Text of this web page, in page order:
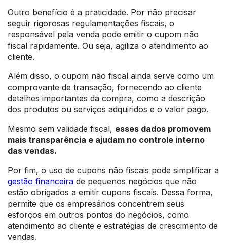
Outro benefício é a praticidade. Por não precisar
seguir rigorosas regulamentações fiscais, o
responsável pela venda pode emitir o cupom não
fiscal rapidamente. Ou seja, agiliza o atendimento ao
cliente.
Além disso, o cupom não fiscal ainda serve como um
comprovante de transação, fornecendo ao cliente
detalhes importantes da compra, como a descrição
dos produtos ou serviços adquiridos e o valor pago.
Mesmo sem validade fiscal, esses dados promovem
mais transparência e ajudam no controle interno
das vendas.
Por fim, o uso de cupons não fiscais pode simplificar a
gestão financeira de pequenos negócios que não
estão obrigados a emitir cupons fiscais. Dessa forma,
permite que os empresários concentrem seus
esforços em outros pontos do negócios, como
atendimento ao cliente e estratégias de crescimento de
vendas.